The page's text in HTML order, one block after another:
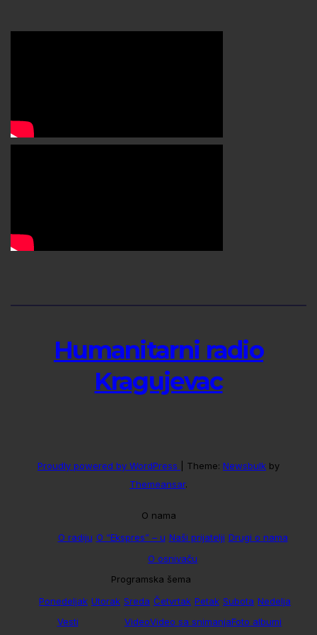
Humanitarni radio
Kragujevac
Proudly powered by WordPress Theme: Newsbulk by
Themeansar.
O nama
O radiju O “Ekspres” – u Naši prijatelji Drugi o nama
O osnivaču
Programska šema
Ponedeljak Utorak Sreda Četvrtak Petak Subota Nedelja
Vesti
VideoVideo sa snimanjaFoto albumi